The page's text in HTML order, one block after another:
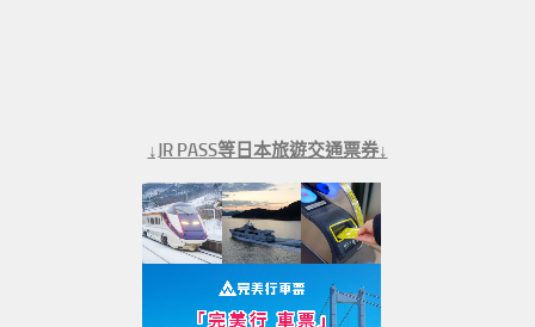
↓JR PASS等日本旅遊交通票券↓